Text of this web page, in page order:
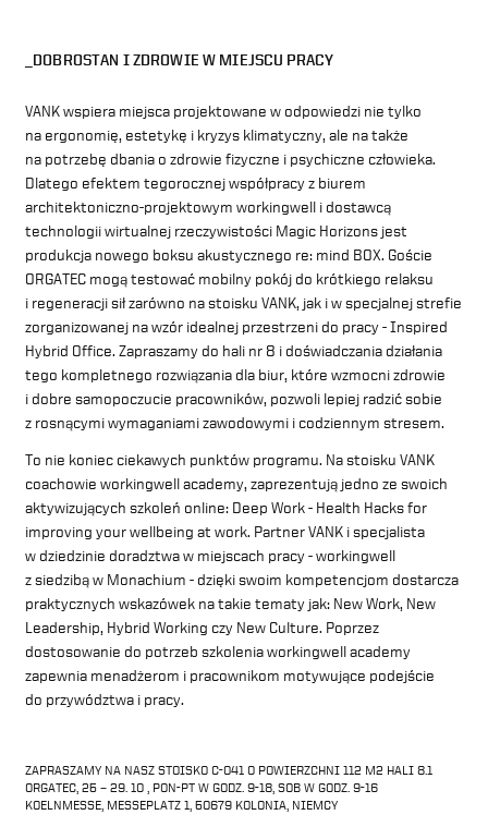
_DOBROSTAN I ZDROWIE W MIEJSCU PRACY
VANK wspiera miejsca projektowane w odpowiedzi nie tylko
na ergonomię, estetykę i kryzys klimatyczny, ale na także
na potrzebę dbania o zdrowie fizyczne i psychiczne człowieka.
Dlatego efektem tegorocznej współpracy z biurem
architektoniczno-projektowymworkingwell i dostawcą
technologii wirtualnej rzeczywistości Magic Horizons jest
produkcja nowego boksu akustycznego re: mind BOX. Goście
ORGATEC mogą testować mobilny pokój do krótkiego relaksu
i regeneracji sił zarówno na stoisku VANK, jak i w specjalnej strefie
zorganizowanej na wzór idealnej przestrzeni do pracy - Inspired
Hybrid Office. Zapraszamy do hali nr 8 i doświadczania działania
tego kompletnego rozwiązania dla biur, które wzmocni zdrowie
i dobre samopoczucie pracowników, pozwoli lepiej radzić sobie
z rosnącymi wymaganiami zawodowymi i codziennym stresem.
To nie koniec ciekawych punktów programu. Na stoisku VANK
coachowie workingwell academy, zaprezentują jedno ze swoich
aktywizujących szkoleń online: Deep Work - Health Hacks for
improving your wellbeing at work. Partner VANK i specjalista
w dziedzinie doradztwa w miejscach pracy -workingwell
z siedzibą w Monachium - dzięki swoim kompetencjom dostarcza
praktycznych wskazówek na takie tematy jak: New Work, New
Leadership, Hybrid Working czy New Culture. Poprzez
dostosowanie do potrzeb szkolenia workingwell academy
zapewnia menadżerom i pracownikom motywujące podejście
do przywództwa i pracy.
ZAPRASZAMY NA NASZ STOISKO C-041 O POWIERZCHNI 112 M2 HALI 8.1
ORGATEC, 25 – 29. 10 , PON-PT W GODZ. 9-18, SOB W GODZ. 9-16
KOELNMESSE, MESSEPLATZ 1, 50679 KOLONIA, NIEMCY